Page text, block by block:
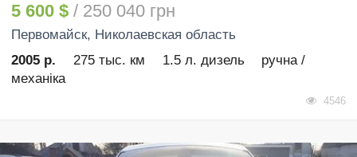
5 600 $ / 250 040 грн
Первомайск, Николаевская область
2005 р.
275 тыс. км 1.5 л. дизель
ручна /
механіка
4546